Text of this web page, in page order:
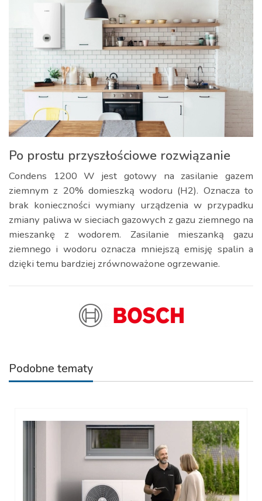
Po prostu przyszłościowe rozwiązanie
Condens 1200 W jest gotowy na zasilanie gazem
ziemnym z 20% domieszką wodoru (H2). Oznacza to
brak konieczności wymiany urządzenia w przypadku
zmiany paliwa w sieciach gazowych z gazu ziemnego na
mieszankę z wodorem. Zasilanie mieszanką gazu
ziemnego i wodoru oznacza mniejszą emisję spalin a
dzięki temu bardziej zrównoważone ogrzewanie.
Podobne tematy